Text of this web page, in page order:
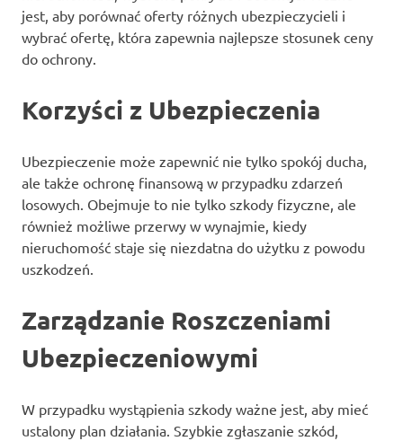
jest, aby porównać oferty różnych ubezpieczycieli i
wybrać ofertę, która zapewnia najlepsze stosunek ceny
do ochrony.
Korzyści z Ubezpieczenia
Ubezpieczenie może zapewnić nie tylko spokój ducha,
ale także ochronę finansową w przypadku zdarzeń
losowych. Obejmuje to nie tylko szkody fizyczne, ale
również możliwe przerwy w wynajmie, kiedy
nieruchomość staje się niezdatna do użytku z powodu
uszkodzeń.
Zarządzanie Roszczeniami
Ubezpieczeniowymi
W przypadku wystąpienia szkody ważne jest, aby mieć
ustalony plan działania. Szybkie zgłaszanie szkód,